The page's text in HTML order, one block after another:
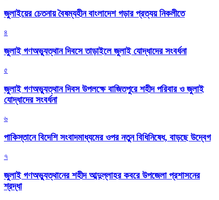
জুলাইয়ের চেতনায় বৈষম্যহীন বাংলাদেশ গড়ার প্রত্যয় নিকলীতে
৪
জুলাই গণঅভ্যুত্থান দিবসে তাড়াইলে জুলাই যোদ্ধাদের সংবর্ধনা
৫
জুলাই গণঅভ্যুত্থান দিবস উপলক্ষে বাজিতপুরে শহীদ পরিবার ও জুলাই
যোদ্ধাদের সংবর্ধনা
৬
পাকিস্তানে বিদেশি সংবাদমাধ্যমের ওপর নতুন বিধিনিষেধ, বাড়ছে উদ্বেগ
৭
জুলাই গণঅভ্যুত্থানের শহীদ আব্দুল্লাহর কবরে উপজেলা প্রশাসনের
শ্রদ্ধা